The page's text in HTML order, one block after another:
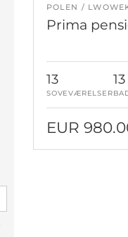
POLEN
Prima
13
SOVEVÆRELSER
13
EUR